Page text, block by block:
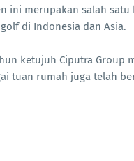
ini merupakan salah
di Indonesia dan Asia.
ketujuh Ciputra Group
tuan rumah juga telah